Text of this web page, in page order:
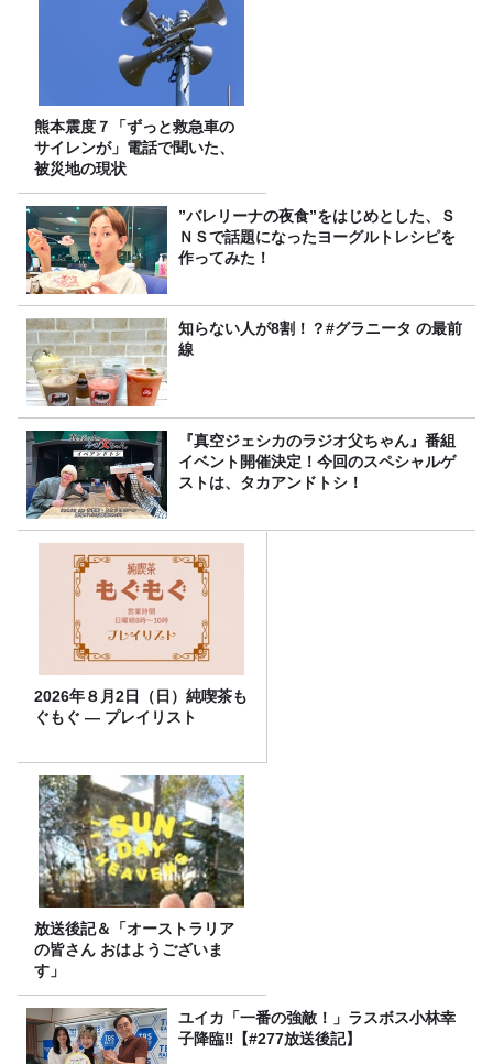
熊本震度７「ずっと救急車の
サイレンが」電話で聞いた、
被災地の現状
”バレリーナの夜食”をはじめとした、Ｓ
ＮＳで話題になったヨーグルトレシピを
作ってみた！
知らない人が8割！？#グラニータ の最前
線
『真空ジェシカのラジオ父ちゃん』番組
イベント開催決定！今回のスペシャルゲ
ストは、タカアンドトシ！
2026年８月2日（日）純喫茶も
ぐもぐ ― プレイリスト
放送後記＆「オーストラリア
の皆さん おはようございま
す」
ユイカ「一番の強敵！」ラスボス小林幸
子降臨‼【#277放送後記】